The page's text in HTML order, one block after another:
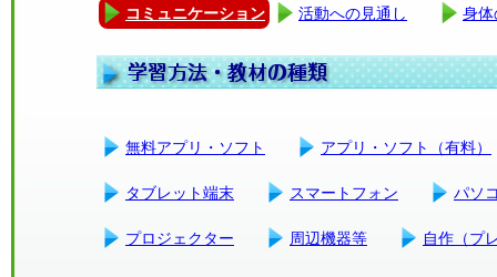
コミュニケーション 活動への見通し 身
無料アプリ・ソフト アプリ・ソフト（有料）
タブレット端末 スマートフォン パソ
プロジェクター 周辺機器等 自作（プ